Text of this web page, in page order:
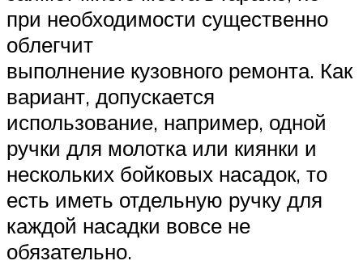
при необходимости существенно
облегчит
выполнение кузовного ремонта. Как
вариант, допускается
использование, например, одной
ручки для молотка или киянки и
нескольких бойковых насадок, то
есть иметь отдельную ручку для
каждой насадки вовсе не
обязательно.